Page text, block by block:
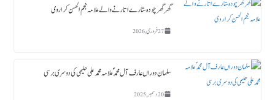
گھر گھر چودہ ستارے اتارنے والے علامہ نجم الحسن کراروی
27 فروری, 2026
سلمان دوراں عارف آل محمدؐ علامہ محمد علی حلیمی کی دوسری برسی
20 دسمبر, 2025